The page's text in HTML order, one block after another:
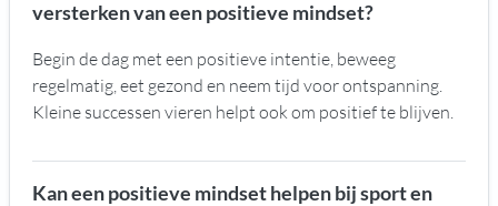
versterken van een positieve mindset?
Begin de dag met een positieve intentie, beweeg
regelmatig, eet gezond en neem tijd voor ontspanning.
Kleine successen vieren helpt ook om positief te blijven.
Kan een positieve mindset helpen bij sport en